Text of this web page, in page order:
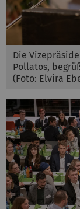
Die
Pollatos,
(Foto: Elvira